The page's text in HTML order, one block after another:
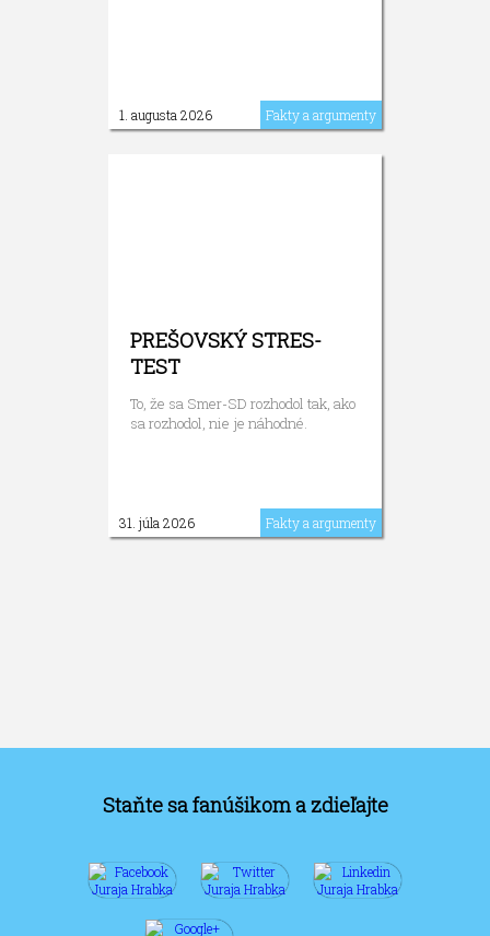
1. augusta 2026 Fakty a argumenty
PREŠOVSKÝ STRES-
TEST
To, že sa Smer-SD rozhodol tak, ako
sa rozhodol, nie je náhodné.
31. júla 2026 Fakty a argumenty
Staňte sa fanúšikom a zdieľajte